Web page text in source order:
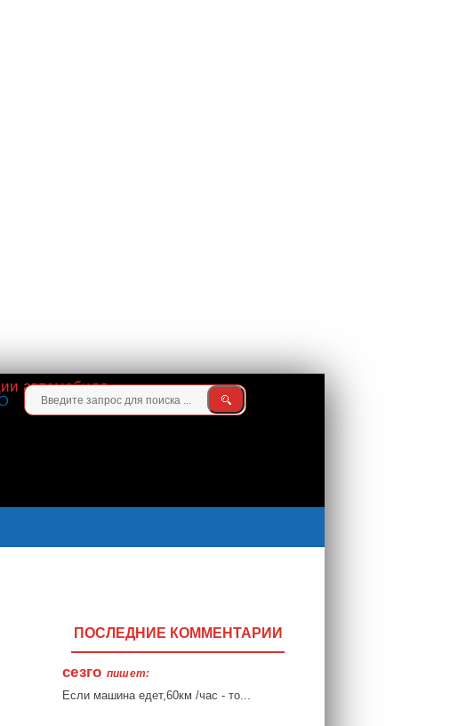
ПОСЛЕДНИЕ КОММЕНТАРИИ
сезго пишет:
Если машина едет,60км /час - то...